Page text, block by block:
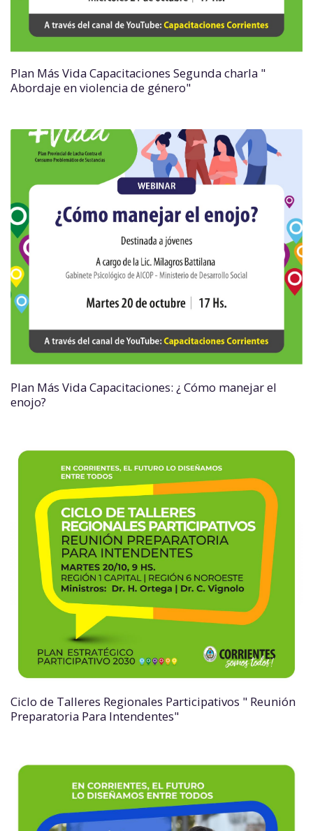
Plan Más Vida Capacitaciones Segunda charla "
Abordaje en violencia de género"
Plan Más Vida Capacitaciones: ¿ Cómo manejar el
enojo?
Ciclo de Talleres Regionales Participativos " Reunión
Preparatoria Para Intendentes"